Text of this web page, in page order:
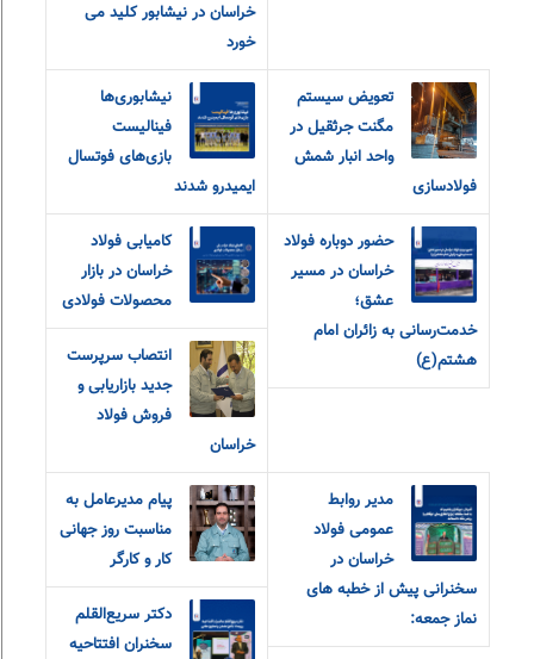
خراسان در نیشابور کلید می
خورد
تعویض سیستم
مگنت جرثقیل در
واحد انبار شمش
فولادسازی
نیشابوری‌ها
فینالیست
بازی‌های فوتسال
ایمیدرو شدند
حضور دوباره فولاد
خراسان در مسیر
عشق؛
خدمت‌رسانی به زائران امام
هشتم(ع)
کامیابی فولاد
خراسان در بازار
محصولات فولادی
انتصاب سرپرست
جدید بازاریابی و
فروش فولاد
خراسان
مدیر روابط
عمومی فولاد
خراسان در
سخنرانی پیش از خطبه های
نماز جمعه:
پیام مدیرعامل به
مناسبت روز جهانی
کار و کارگر
دکتر سریع‌القلم
سخنران افتتاحیه